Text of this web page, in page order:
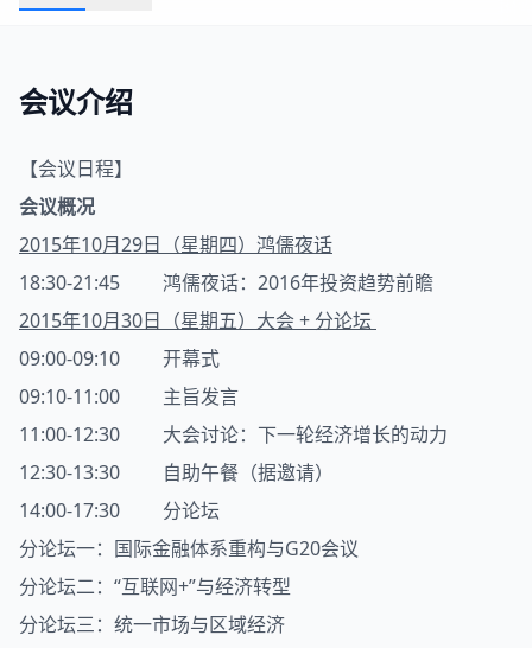
会议介绍
【会议日程】
会议概况
2015年10月29日（星期四）鸿儒夜话
18:30-21:45 鸿儒夜话：2016年投资趋势前瞻
2015年10月30日（星期五）大会 + 分论坛
09:00-09:10 开幕式
09:10-11:00 主旨发言
11:00-12:30 大会讨论：下一轮经济增长的动力
12:30-13:30 自助午餐（据邀请）
14:00-17:30 分论坛
分论坛一：国际金融体系重构与G20会议
分论坛二：“互联网+”与经济转型
分论坛三：统一市场与区域经济